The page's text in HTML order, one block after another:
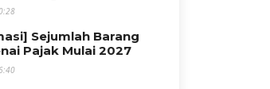
Sejumlah Barang
Pajak Mulai 2027